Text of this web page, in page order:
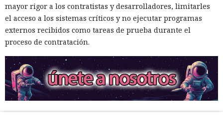
mayor rigor a los contratistas y desarrolladores, limitarles
el acceso a los sistemas críticos y no ejecutar programas
externos recibidos como tareas de prueba durante el
proceso de contratación.